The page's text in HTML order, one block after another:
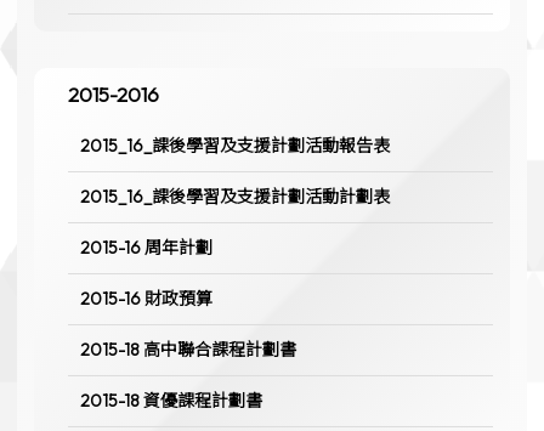
2015-2016
2015_16_課後學習及支援計劃活動報告表
2015_16_課後學習及支援計劃活動計劃表
2015-16 周年計劃
2015-16 財政預算
2015-18 高中聯合課程計劃書
2015-18 資優課程計劃書